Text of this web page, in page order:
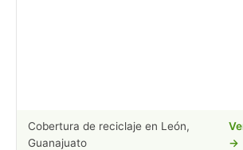
Cobertura de reciclaje en León,
Guanajuato
→